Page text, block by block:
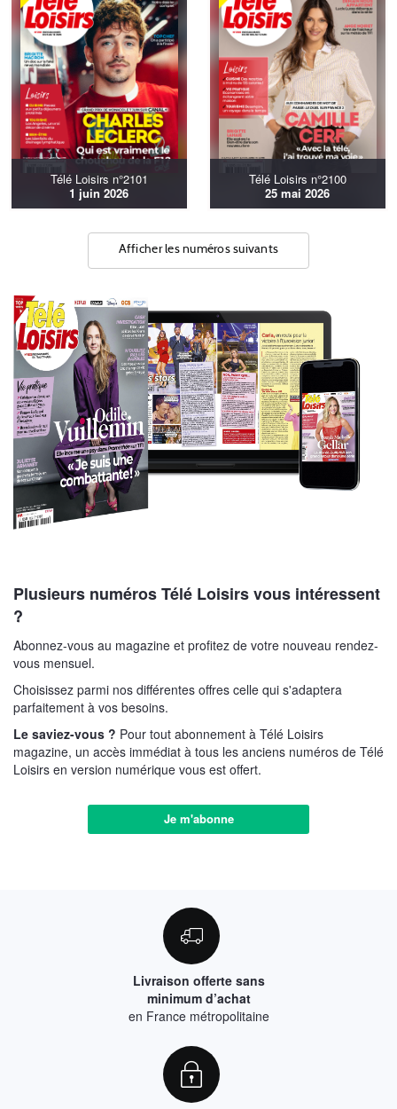
Télé Loisirs n°2101
1 juin 2026
Télé Loisirs n°2100
25 mai 2026
Afficher les numéros suivants
Plusieurs numéros Télé Loisirs vous intéressent
?
Abonnez-vous au magazine et profitez de votre nouveau rendez-
vous mensuel.
Choisissez parmi nos différentes offres celle qui s'adaptera
parfaitement à vos besoins.
Le saviez-vous ? Pour tout abonnement à Télé Loisirs
magazine, un accès immédiat à tous les anciens numéros de Télé
Loisirs en version numérique vous est offert.
Je m'abonne
Livraison offerte sans
minimum d’achat
en France métropolitaine